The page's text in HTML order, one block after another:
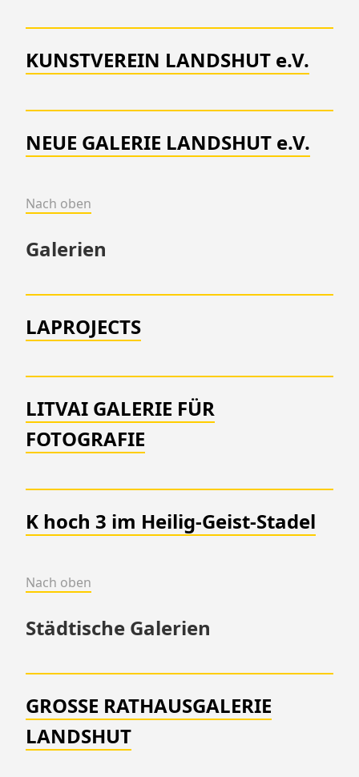
KUNSTVEREIN LANDSHUT e.V.
NEUE GALERIE LANDSHUT e.V.
Nach oben
Galerien
LAPROJECTS
LITVAI GALERIE FÜR
FOTOGRAFIE
K hoch 3 im Heilig-Geist-Stadel
Nach oben
Städtische Galerien
GROSSE RATHAUSGALERIE
LANDSHUT